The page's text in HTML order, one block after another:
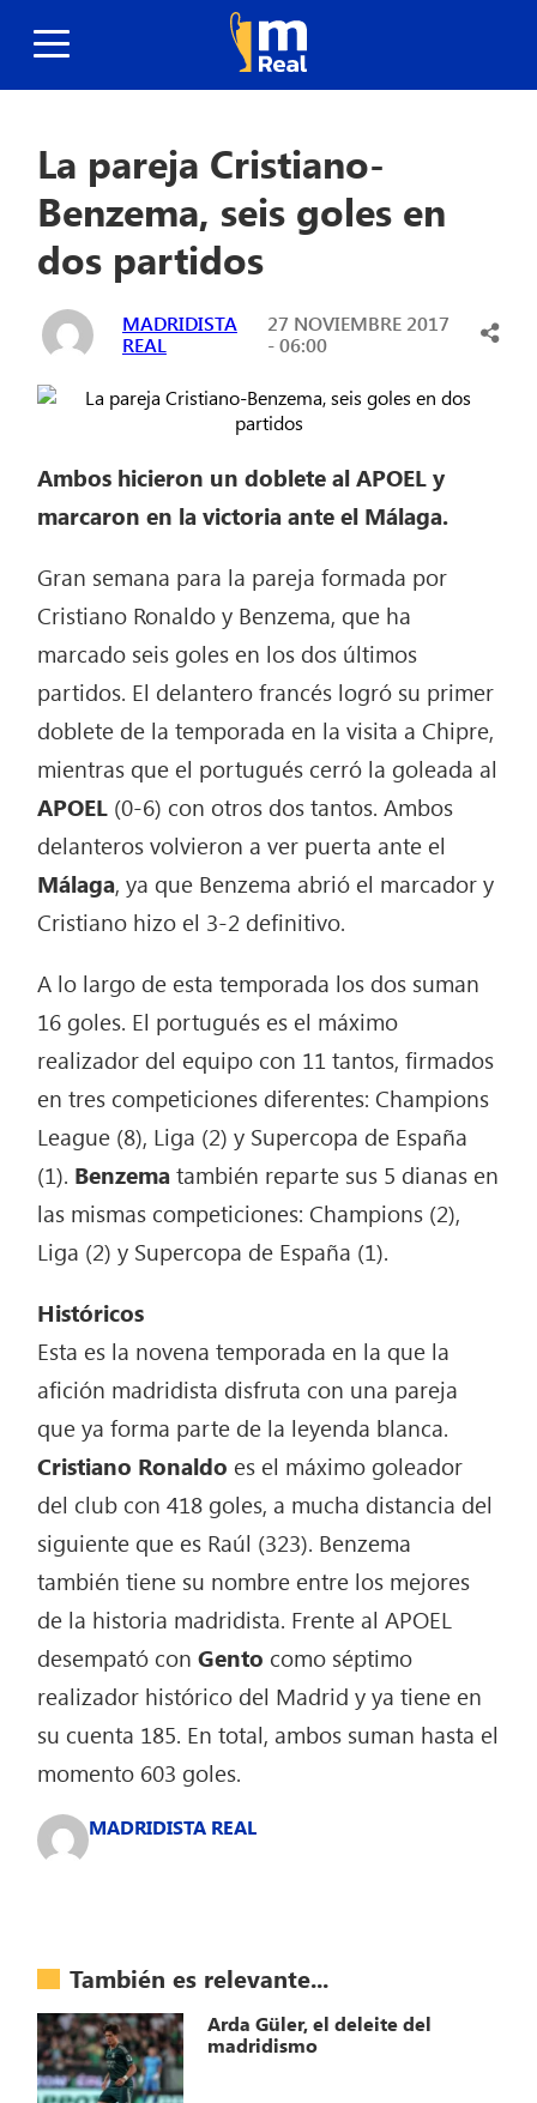
La pareja Cristiano-
Benzema, seis goles en
dos partidos
MADRIDISTA
REAL
27 NOVIEMBRE 2017
- 06:00
Ambos hicieron un doblete al APOEL y
marcaron en la victoria ante el Málaga.
Gran semana para la pareja formada por
Cristiano Ronaldo y Benzema, que ha
marcado seis goles en los dos últimos
partidos. El delantero francés logró su primer
doblete de la temporada en la visita a Chipre,
mientras que el portugués cerró la goleada al
APOEL (0-6) con otros dos tantos. Ambos
delanteros volvieron a ver puerta ante el
Málaga, ya que Benzema abrió el marcador y
Cristiano hizo el 3-2 definitivo.
A lo largo de esta temporada los dos suman
16 goles. El portugués es el máximo
realizador del equipo con 11 tantos, firmados
en tres competiciones diferentes: Champions
League (8), Liga (2) y Supercopa de España
(1). Benzematambién reparte sus 5 dianas en
las mismas competiciones: Champions (2),
Liga (2) y Supercopa de España (1).
Históricos
Esta es la novena temporada en la que la
afición madridista disfruta con una pareja
que ya forma parte de la leyenda blanca.
Cristiano Ronaldo es el máximo goleador
del club con 418 goles, a mucha distancia del
siguiente que es Raúl (323). Benzema
también tiene su nombre entre los mejores
de la historia madridista. Frente al APOEL
desempató conGento como séptimo
realizador histórico del Madrid y ya tiene en
su cuenta 185. En total, ambos suman hasta el
momento 603 goles.
MADRIDISTA REAL
También es relevante...
Arda Güler, el deleite del
madridismo